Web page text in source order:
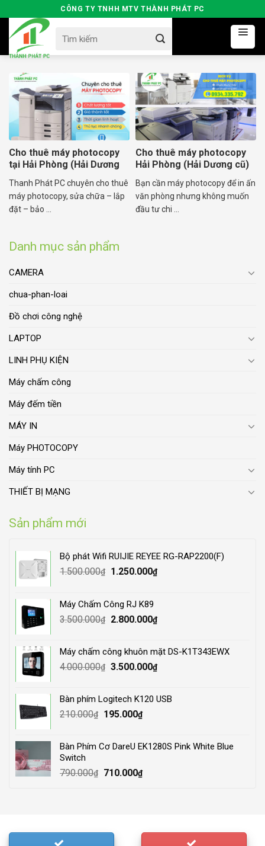
to
content
CÔNG TY TNHH MTV THÀNH PHÁT PC
for:
Danh mục sản phẩm
CAMERA
chua-phan-loai
Đồ chơi công nghệ
LAPTOP
LINH PHỤ KIỆN
Máy chấm công
Máy đếm tiền
MÁY IN
Máy PHOTOCOPY
Máy tính PC
THIẾT BỊ MẠNG
Sản phẩm mới
Bộ phát Wifi RUIJIE REYEE RG-RAP2200(F)
1.500.000₫
Original
1.500.000₫.
1.250.000₫Current
Máy Chấm Công RJ K89
3.500.000₫
Original
3.500.000₫.
2.800.000₫Current
2.800.000₫.
Máy chấm công khuôn mặt DS-K1T343EWX
4.000.000₫ Original
4.000.000₫.
3.500.000₫Current
3.500.000₫.
Bàn phím Logitech K120 USB
210.000₫
Original
210.000₫.
195.000₫Current
195.000₫.
Bàn Phím Cơ DareU EK1280S Pink White Blue
Switch
790.000₫
Original
710.000₫Current
Cho thuê máy photocopy
tại Hải Phòng (Hải Dương
Thanh Phát PC chuyên cho thuê
máy photocopy, sửa chữa – lắp
đặt – bảo ...
Cho thuê máy photocopy
Hải Phòng (Hải Dương cũ)
Máy mới – Giá rẻ
Bạn cần máy photocopy để in ấn
văn phòng nhưng không muốn
đầu tư chi ...